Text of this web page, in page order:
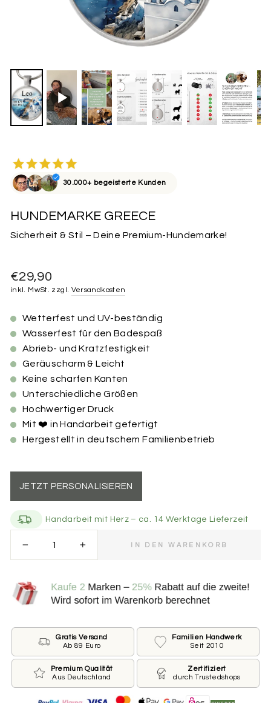
30.000+ begeisterte Kunden
HUNDEMARKE GREECE
Sicherheit & Stil – Deine Premium-Hundemarke!
Normaler
Preis
€29,90
inkl. MwSt. zzgl. Versandkosten
Wetterfest und UV-beständig
Wasserfest für den Badespaß
Abrieb- und Kratzfestigkeit
Geräuscharm & Leicht
Keine scharfen Kanten
Unterschiedliche Größen
Hochwertiger Druck
Mit ❤️ in Handarbeit gefertigt
Hergestellt in deutschem Familienbetrieb
JETZT PERSONALISIEREN
Bitte wähle die Größe der Marke.
.*
KLEIN ⌀ 25 MM FÜR KLEINE HUNDE
GROSS ⌀ 30 MM FÜR GROSSE HUNDE
Beschriftung der Vorderseite
Wie ist der Name Deines Hundes und welche
Telefonnummer sollen wir auf die Marke drucken?
Handarbeit mit Herz – ca. 14 Werktage Lieferzeit
IN DEN WARENKORB
Gratis Versand
Ab 89 Euro
Familien Handwerk
Seit 2010
Premium Qualität
Aus Deutschland
Zertifiziert
durch Trustedshops